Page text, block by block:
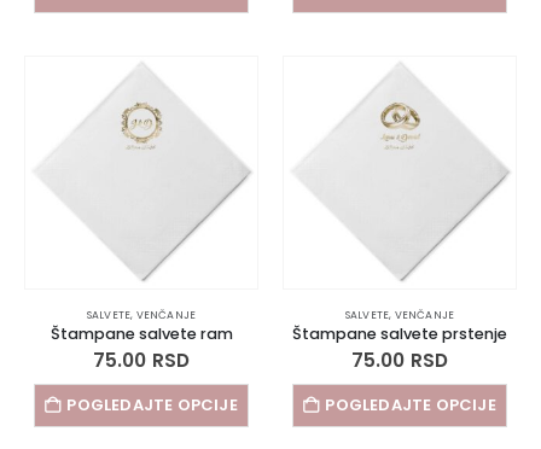
SALVETE, VENČANJE
Štampane salvete ram
75.00 RSD
POGLEDAJTE OPCIJE
SALVETE, VENČANJE
Štampane salvete prstenje
75.00 RSD
POGLEDAJTE OPCIJE